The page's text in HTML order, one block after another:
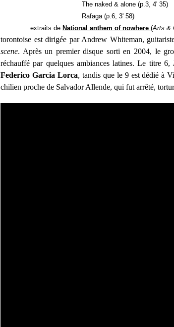
The naked & alone (p.3, 4' 35)
Rafaga (p.6, 3' 58)
extraits de National anthem of nowhere (Arts &
torontoise est dirigée par Andrew Whiteman,
scene. Après un premier disque sorti en 2004, le
réchauffé par quelques ambiances latines. Le titre 6,
Federico Garcia Lorca, tandis que le 9 est dédié à
chilien proche de Salvador Allende, qui fut arrêté,